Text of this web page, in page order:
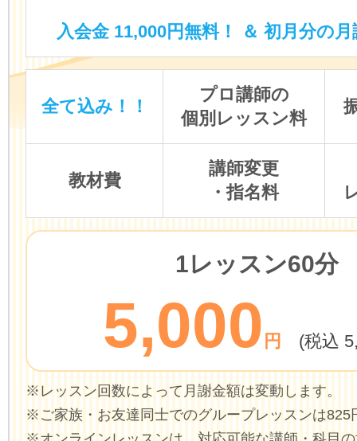
入会金 11,000円無料！ ＆ 初月分の
全て込み！！
プロ講師の
個別レッスン料
教材費
講師変更
・指名料
1レッスン60分
5,000 円 (税込
※レッスン回数によって月謝金額は変動します。
※ご家族・お友達同士でのグループレッスンは825